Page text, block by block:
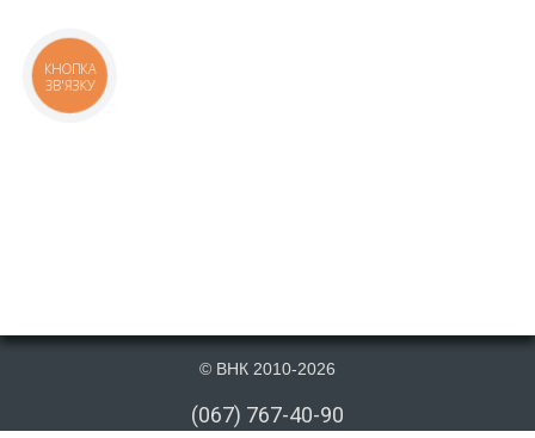
© ВНК 2010-2026
(067) 767-40-90
КНОПКА
ЗВ'ЯЗКУ